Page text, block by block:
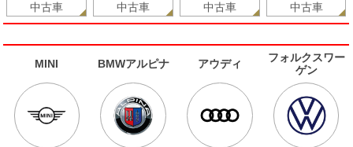
中古車 中古車 中古車 中古車
MINI BMWアルピナ アウディ
フォルクスワー
ゲン